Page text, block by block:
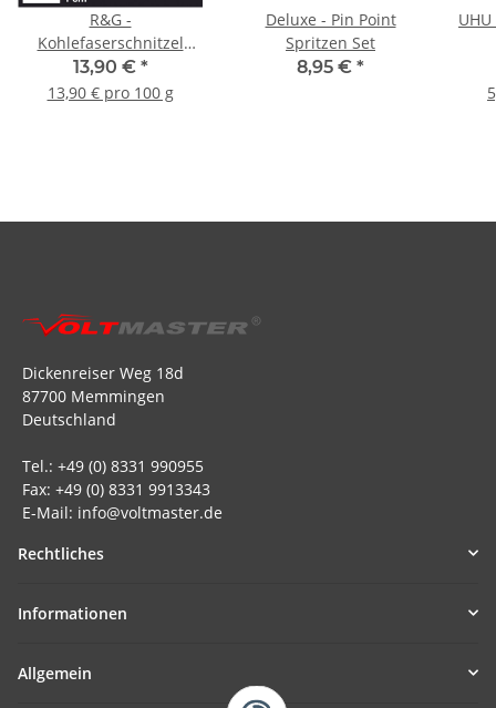
R&G -
Kohlefaserschnitzel
3mm - 100g
13,90 € *
13,90 € pro 100 g
Deluxe - Pin Point
Spritzen Set
8,95 € *
Dickenreiser Weg 18d
87700 Memmingen
Deutschland
Tel.: +49 (0) 8331 990955
Fax: +49 (0) 8331 9913343
E-Mail: info@voltmaster.de
Rechtliches
Informationen
Allgemein